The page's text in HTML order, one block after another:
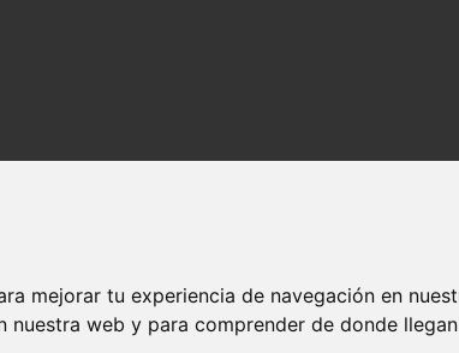
mejorar tu experiencia de navegación en
web y para comprender de donde